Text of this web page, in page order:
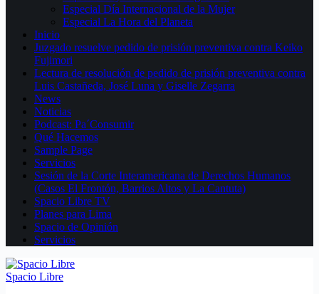
Especial Día Internacional de la Mujer
Especial La Hora del Planeta
Inicio
Juzgado resuelve pedido de prisión preventiva contra Keiko
Fujimori
Lectura de resolución de pedido de prisión preventiva contra
Luis Castañeda, José Luna y Giselle Zegarra
News
Noticias
Podcast: Pa´Consumir
Qué Hacemos
Sample Page
Servicios
Sesión de la Corte Interamericana de Derechos Humanos
(Casos El Frontón, Barrios Altos y La Cantuta)
Spacio Libre TV
Planes para Lima
Spacio de Opinión
Servicios
Spacio Libre